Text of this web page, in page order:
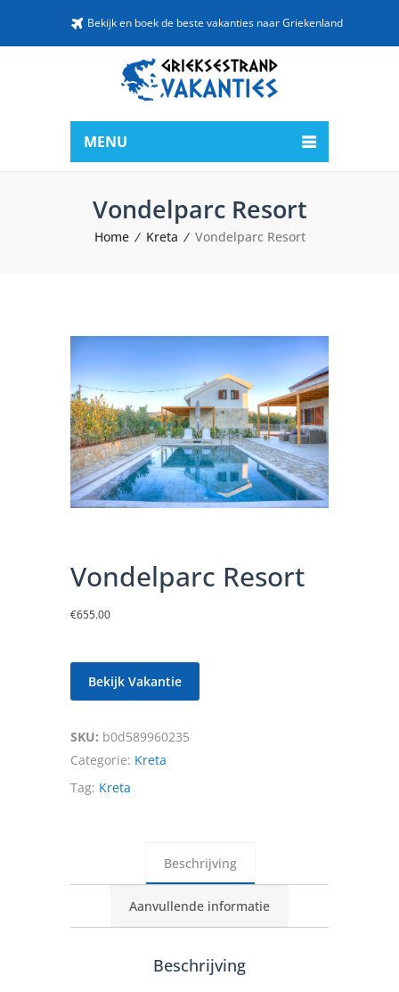
Bekijk en boek de beste vakanties naar Griekenland
MENU
Vondelparc Resort
Home Kreta Vondelparc Resort
Vondelparc Resort
€655.00
Bekijk Vakantie
SKU: b0d589960235
Categorie: Kreta
Tag: Kreta
Beschrijving
Aanvullende informatie
Beschrijving